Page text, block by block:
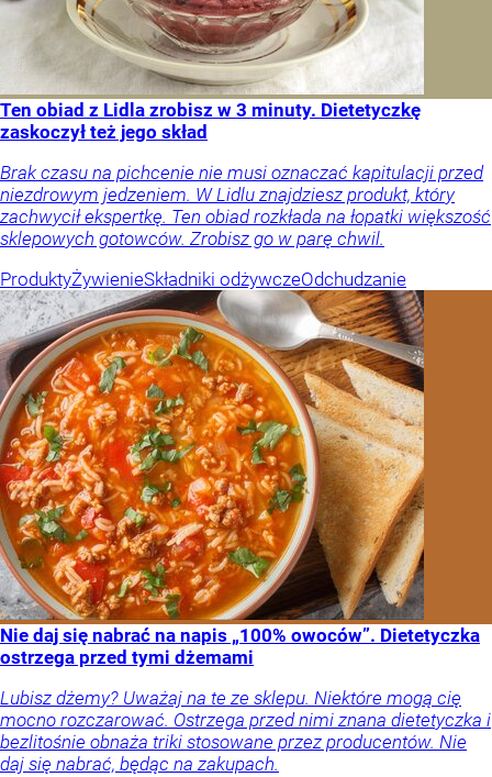
Ten obiad z Lidla zrobisz w 3 minuty. Dietetyczkę
zaskoczył też jego skład
Brak czasu na pichcenie nie musi oznaczać kapitulacji przed
niezdrowym jedzeniem. W Lidlu znajdziesz produkt, który
zachwycił ekspertkę. Ten obiad rozkłada na łopatki większość
sklepowych gotowców. Zrobisz go w parę chwil.
ProduktyŻywienieSkładniki odżywczeOdchudzanie
Nie daj się nabrać na napis „100% owoców”. Dietetyczka
ostrzega przed tymi dżemami
Lubisz dżemy? Uważaj na te ze sklepu. Niektóre mogą cię
mocno rozczarować. Ostrzega przed nimi znana dietetyczka i
bezlitośnie obnaża triki stosowane przez producentów. Nie
daj się nabrać, będąc na zakupach.